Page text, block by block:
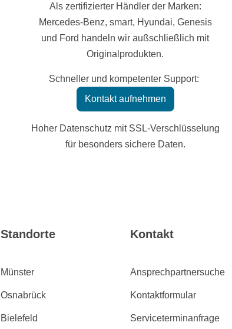
Als zertifizierter Händler der Marken:
Mercedes-Benz, smart, Hyundai, Genesis
und Ford handeln wir außschließlich mit
Originalprodukten.
Schneller und kompetenter Support:
Kontakt aufnehmen
Hoher Datenschutz mit SSL-Verschlüsselung
für besonders sichere Daten.
Standorte
Münster
Osnabrück
Bielefeld
Kontakt
Ansprechpartnersuche
Kontaktformular
Serviceterminanfrage